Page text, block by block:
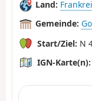
Land:
Gemeinde:
Start/Ziel: N
IGN-Karte(n):